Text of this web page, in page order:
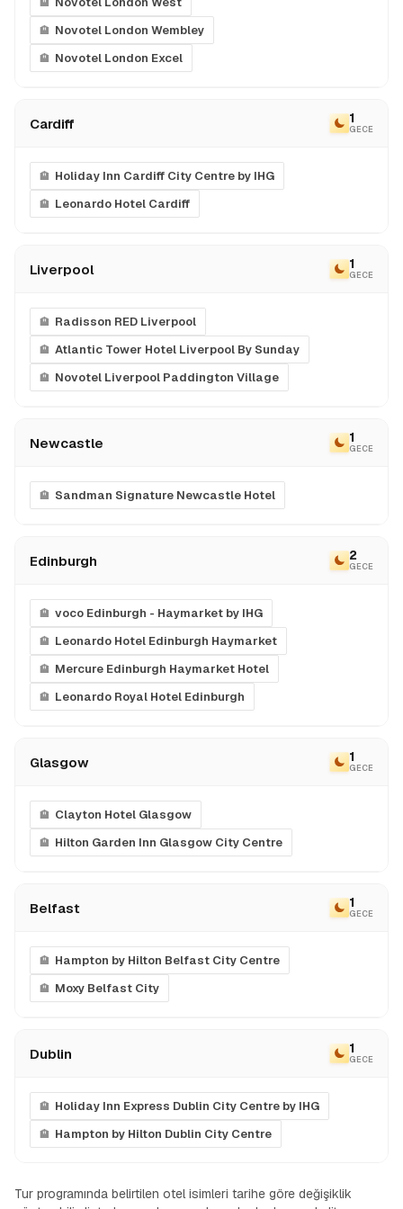
eriyor. Bir sonraki Avrupa Rüyası’nda görüşmek
dileğiyle!
Novotel London Wembley
Novotel London Excel
Cardiff 1
GECE
Holiday Inn Cardiff City Centre by IHG
Leonardo Hotel Cardiff
Liverpool 1
GECE
Radisson RED Liverpool
Atlantic Tower Hotel Liverpool By Sunday
Novotel Liverpool Paddington Village
Newcastle 1
GECE
Sandman Signature Newcastle Hotel
Edinburgh 2
GECE
voco Edinburgh - Haymarket by IHG
Leonardo Hotel Edinburgh Haymarket
Mercure Edinburgh Haymarket Hotel
Leonardo Royal Hotel Edinburgh
Glasgow 1
GECE
Clayton Hotel Glasgow
Hilton Garden Inn Glasgow City Centre
Belfast 1
GECE
Hampton by Hilton Belfast City Centre
Moxy Belfast City
Dublin 1
GECE
Holiday Inn Express Dublin City Centre by IHG
Hampton by Hilton Dublin City Centre
Tur programında belirtilen otel isimleri tarihe göre değişiklik